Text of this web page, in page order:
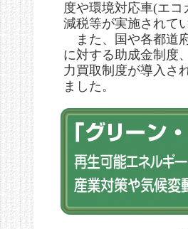
度や環境対応車(エ
減税等が実施されて
また、国や各都道
に対する助成金制度
力買取制度が導入さ
ました。